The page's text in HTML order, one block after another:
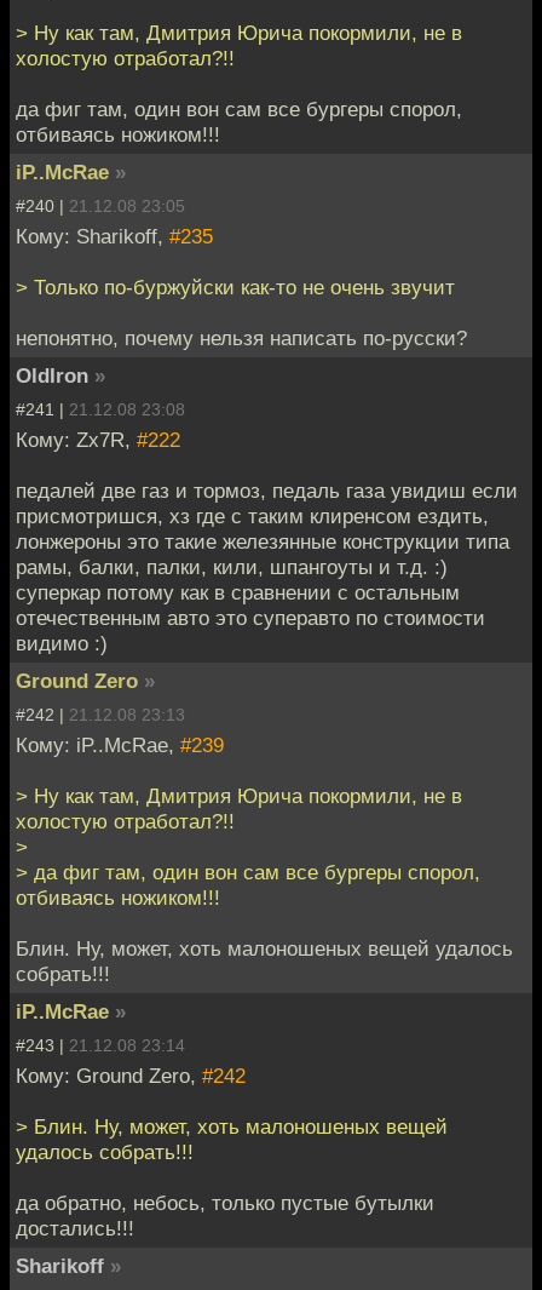
> Ну как там, Дмитрия Юрича покормили, не в
холостую отработал?!!
да фиг там, один вон сам все бургеры спорол,
отбиваясь ножиком!!!
iP..McRae »
#240 | 21.12.08 23:05
Кому: Sharikoff, #235
> Только по-буржуйски как-то не очень звучит
непонятно, почему нельзя написать по-русски?
OldIron »
#241 | 21.12.08 23:08
Кому: Zx7R, #222
педалей две газ и тормоз, педаль газа увидиш если
присмотришся, хз где с таким клиренсом ездить,
лонжероны это такие железянные конструкции типа
рамы, балки, палки, кили, шпангоуты и т.д. :)
суперкар потому как в сравнении с остальным
отечественным авто это суперавто по стоимости
видимо :)
Ground Zero »
#242 | 21.12.08 23:13
Кому: iP..McRae, #239
> Ну как там, Дмитрия Юрича покормили, не в
холостую отработал?!!
>
> да фиг там, один вон сам все бургеры спорол,
отбиваясь ножиком!!!
Блин. Ну, может, хоть малоношеных вещей удалось
собрать!!!
iP..McRae »
#243 | 21.12.08 23:14
Кому: Ground Zero, #242
> Блин. Ну, может, хоть малоношеных вещей
удалось собрать!!!
да обратно, небось, только пустые бутылки
достались!!!
Sharikoff »